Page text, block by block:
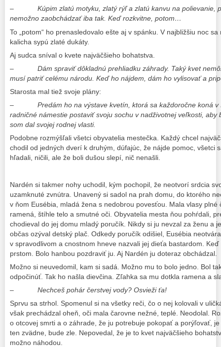
– Kúpim zlatú motyku, zlatý rýľ a zlatú kanvu na polievanie,
nemožno zaobchádzať iba tak. Keď rozkvitne, potom…
To „potom“ ho prenasledovalo ešte aj v spánku. V najbližšiu noc
kalicha sypú zlaté dukáty.
Aj sudca sníval o kvete najväčšieho bohatstva.
– Dám spraviť dôkladnú prehliadku záhrady. Taký kvet
musí patriť celému národu. Keď ho nájdem, dám ho vylisovať a
Starosta mal tiež svoje plány:
– Predám ho na výstave kvetín, ktorá sa každoročne koná
radničné námestie postaviť svoju sochu v nadživotnej veľkosti, aby
som dal svojej rodnej vlasti.
Podobne rozmýšľali všetci obyvatelia mestečka. Každý chcel
chodil od jedných dverí k druhým, dúfajúc, že nájde pomoc, všetci
hľadali, ničili, ale že boli dušou slepí, nič nenašli.
Nardén si takmer nohy uchodil, kým pochopil, že neotvorí srdcia
uzamknuté zvnútra. Unavený si sadol na prah domu, do ktorého
v ňom Eusébia, mladá žena s nedobrou povesťou. Mala vlasy plné
ramená, štíhle telo a smutné oči. Obyvatelia mesta ňou pohŕdali,
chodieval do jej domu mladý poručík. Nikdy si ju nevzal za ženu a
občas ozýval detský plač. Odkedy poručík odišiel, Eusébia
v spravodlivom a cnostnom hneve nazvali jej dieťa bastardom.
prstom. Bolo hanbou pozdraviť ju. Aj Nardén ju doteraz obchádzal.
Možno si neuvedomil, kam si sadá. Možno mu to bolo jedno. Bol
odpočinúť. Tak ho našla dievčina. Zľahka sa mu dotkla ramena a
– Nechceš pohár čerstvej vody? Osvieži ťa!
Sprvu sa strhol. Spomenul si na všetky reči, čo o nej kolovali v
však prechádzal oheň, oči mala čarovne nežné, teplé. Neodolal.
o otcovej smrti a o záhrade, že ju potrebuje pokopať a porýľovať,
ten zvädne, bude zle. Nepovedal, že je to kvet najväčšieho
možno náhodou.